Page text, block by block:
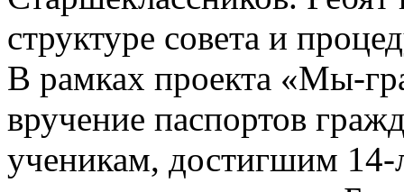
структуре совета и
В рамках проекта «Мы-
вручение паспортов
ученикам, достигшим 14-